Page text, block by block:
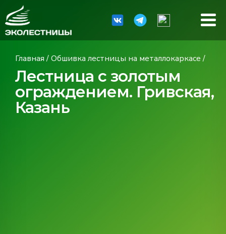
Главная/Обшивка лестницы на металлокаркасе/
Лестница с золотым
ограждением. Гривская,
Казань